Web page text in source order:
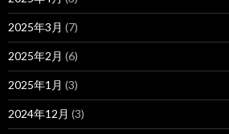
2025年3月 (7)
2025年2月 (6)
2025年1月 (3)
2024年12月 (3)